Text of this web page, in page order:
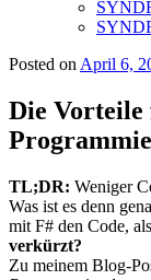
Posted on April 6,
Die
TL;DR: Weniger
Was ist es denn
mit F# den Code,
verkürzt?
Zu meinem Blog-